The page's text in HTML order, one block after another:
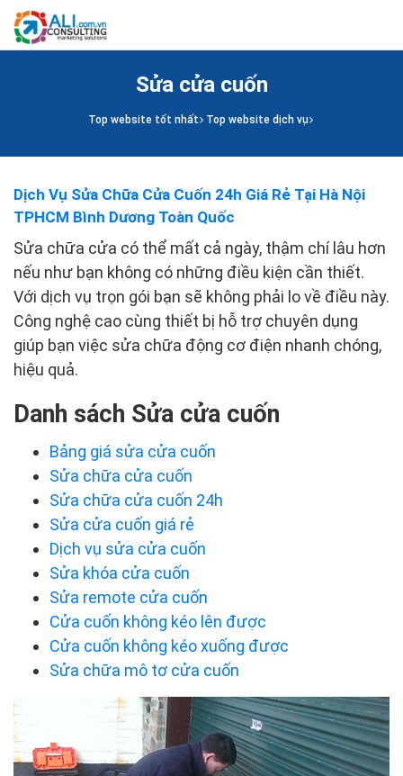
Sửa cửa cuốn
Top website tốt nhất Top website dịch vụ
Dịch Vụ Sửa Chữa Cửa Cuốn 24h Giá Rẻ Tại Hà Nội
TPHCM Bình Dương Toàn Quốc
Sửa chữa cửa có thể mất cả ngày, thậm chí lâu hơn
nếu như bạn không có những điều kiện cần thiết.
Với dịch vụ trọn gói bạn sẽ không phải lo về điều này.
Công nghệ cao cùng thiết bị hỗ trợ chuyên dụng
giúp bạn việc sửa chữa động cơ điện nhanh chóng,
hiệu quả.
Danh sách Sửa cửa cuốn
Bảng giá sửa cửa cuốn
Sửa chữa cửa cuốn
Sửa chữa cửa cuốn 24h
Sửa cửa cuốn giá rẻ
Dịch vụ sửa cửa cuốn
Sửa khóa cửa cuốn
Sửa remote cửa cuốn
Cửa cuốn không kéo lên được
Cửa cuốn không kéo xuống được
Sửa chữa mô tơ cửa cuốn